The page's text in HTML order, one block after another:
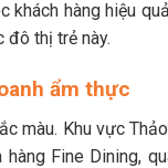
hàng hiệu
đô thị trẻ này.
ẩm thực
màu. Khu vực
Fine Dining,